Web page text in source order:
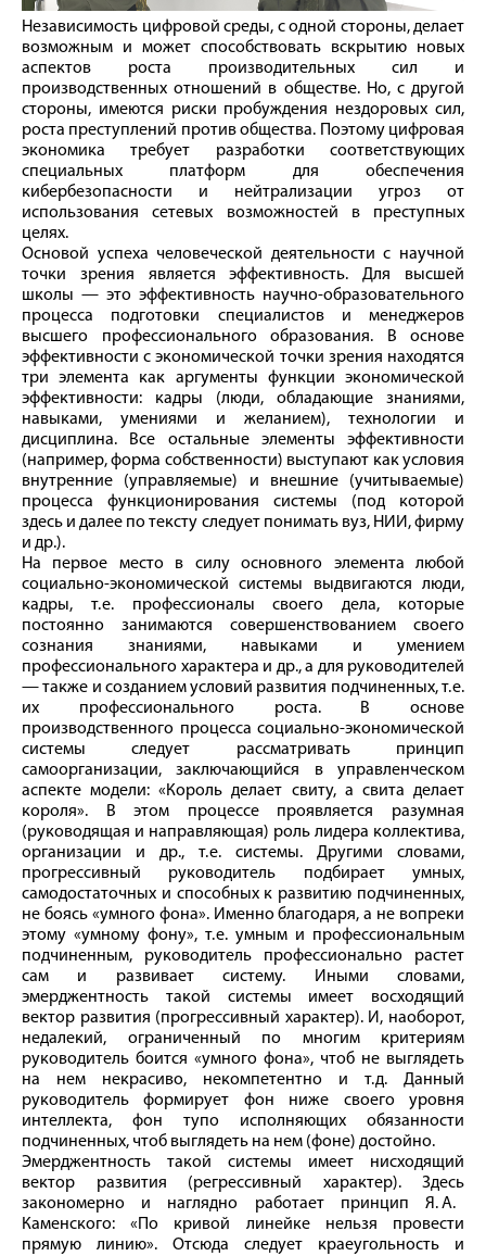
Независимость цифровой среды, с одной стороны, делает
возможным и может способствовать вскрытию новых
аспектов роста производительных сил и
производственных отношений в обществе. Но, с другой
стороны, имеются риски пробуждения нездоровых сил,
роста преступлений против общества. Поэтому цифровая
экономика требует разработки соответствующих
специальных платформ для обеспечения
кибербезопасности и нейтрализации угроз от
использования сетевых возможностей в преступных
целях.
Основой успеха человеческой деятельности с научной
точки зрения является эффективность. Для высшей
школы — это эффективность научно-образовательного
процесса подготовки специалистов и менеджеров
высшего профессионального образования. В основе
эффективности с экономической точки зрения находятся
три элемента как аргументы функции экономической
эффективности: кадры (люди, обладающие знаниями,
навыками, умениями и желанием), технологии и
дисциплина. Все остальные элементы эффективности
(например, форма собственности) выступают как условия
внутренние (управляемые) и внешние (учитываемые)
процесса функционирования системы (под которой
здесь и далее по тексту следует понимать вуз, НИИ, фирму
и др.).
На первое место в силу основного элемента любой
социально-экономической системы выдвигаются люди,
кадры, т. е. профессионалы своего дела, которые
постоянно занимаются совершенствованием своего
сознания знаниями, навыками и умением
профессионального характера и др., а для руководителей
— также и созданием условий развития подчиненных, т. е.
их профессионального роста. В основе
производственного процесса социально-экономической
системы следует рассматривать принцип
самоорганизации, заключающийся в управленческом
аспекте модели: «Король делает свиту, а свита делает
короля». В этом процессе проявляется разумная
(руководящая и направляющая) роль лидера коллектива,
организации и др., т. е. системы. Другими словами,
прогрессивный руководитель подбирает умных,
самодостаточных и способных к развитию подчиненных,
не боясь «умного фона». Именно благодаря, а не вопреки
этому «умному фону», т. е. умным и профессиональным
подчиненным, руководитель профессионально растет
сам и развивает систему. Иными словами,
эмерджентность такой системы имеет восходящий
вектор развития (прогрессивный характер). И, наоборот,
недалекий, ограниченный по многим критериям
руководитель боится «умного фона», чтоб не выглядеть
на нем некрасиво, некомпетентно и т. д. Данный
руководитель формирует фон ниже своего уровня
интеллекта, фон тупо исполняющих обязанности
подчиненных, чтоб выглядеть на нем (фоне) достойно.
Эмерджентность такой системы имеет нисходящий
вектор развития (регрессивный характер). Здесь
закономерно и наглядно работает принцип Я. А.
Каменского: «По кривой линейке нельзя провести
прямую линию». Отсюда следует краеугольность и